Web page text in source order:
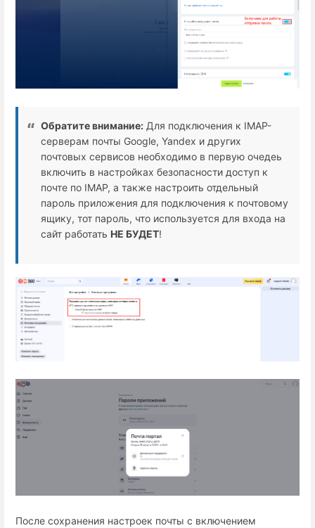
Обратите внимание: Для подключения к IMAP-
серверам почты Google, Yandex и других
почтовых сервисов необходимо в первую очедеь
включить в настройках безопасности доступ к
почте по IMAP, а также настроить отдельный
пароль приложения для подключения к почтовому
ящику, тот пароль, что используется для входа на
сайт работать НЕ БУДЕТ!
После сохранения настроек почты с включением